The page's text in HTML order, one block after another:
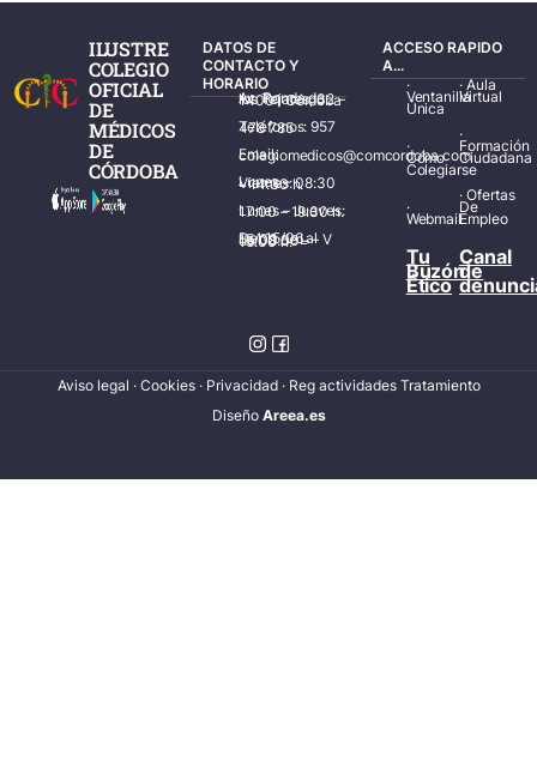
ILUSTRE
COLEGIO
OFICIAL
DE
MÉDICOS
DE
CÓRDOBA
DATOS DE
CONTACTO Y
HORARIO
Av. Ronda de los Tejares, 32 – 14001 Córdoba
Teléfonos: 957 478 785
Email: colegiomedicos@comcordoba.com
Lunes – Viernes: 08:30 – 14:30 h.
Lunes – Jueves: 17:00 – 19:30 h.
Del 15/06 al 15/09 de L – V de 08:00 – 15:00 h.
ACCESO RAPIDO
A...
·
Ventanilla
Única
·
Cómo
Colegiarse
·
Webmail
·Aula
Virtual
·
Formación
Ciudadana
·Ofertas
De
Empleo
Tu
Buzón
Ético
Canal
de
Aviso legal · Cookies· Privacidad · Reg actividades Tratamiento
Diseño Areea.es